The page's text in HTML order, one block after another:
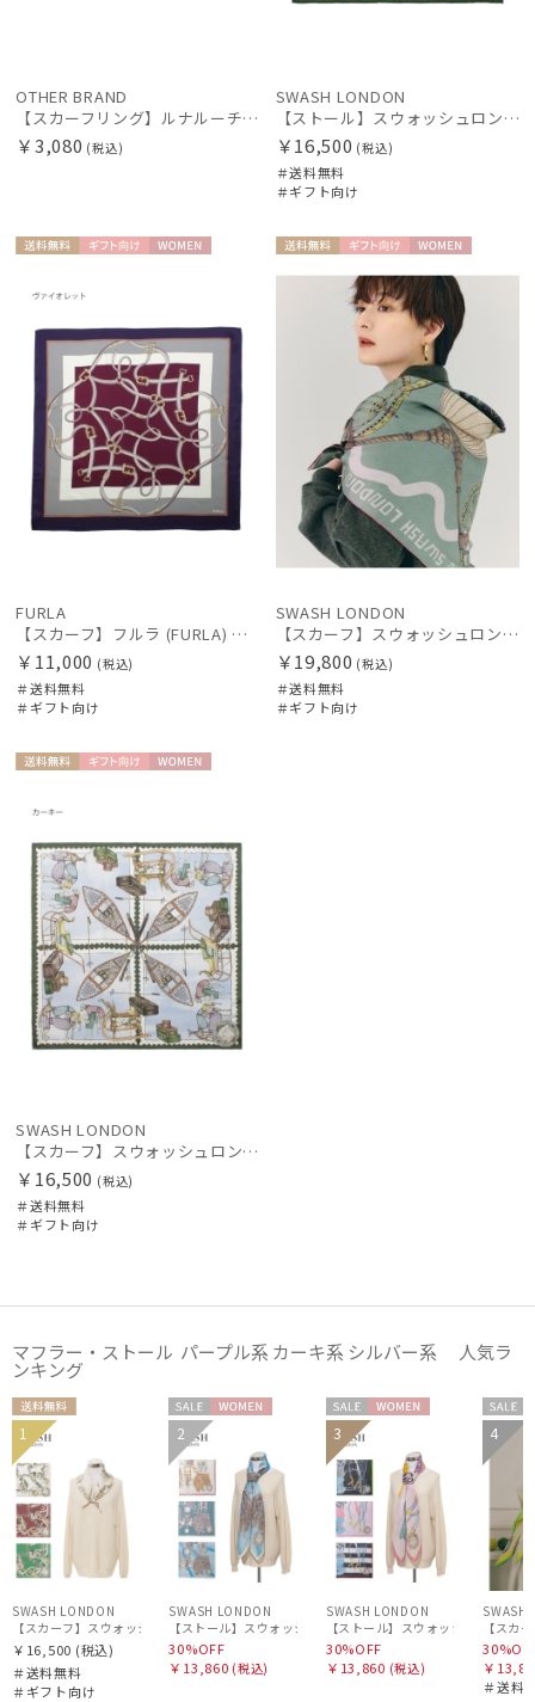
OTHER BRAND
【スカーフリング】ルナルーチェ (Luna Luce) バイカラークロス お手持ちのスカーフを通すだけ ギフト
￥3,080 (税込)
SWASH LONDON
【ストール】スウォッシュロンドン (SWASH LONDON) Excursion シルクストール 90cm×90cm プレゼント ギフト クリスマス
￥16,500 (税込)
＃送料無料
＃ギフト向け
料
向け
FURLA
【スカーフ】フルラ (FURLA) ベルトスクエア 88cm×88cm UV 手洗い可 プレゼント ギフト
￥11,000 (税込)
＃送料無料
＃ギフト向け
向け
N
SWASH LONDON
【スカーフ】スウォッシュロンドン (SWASH LONDON) Celestial 「天球」 シルクスカーフ 88cm×88cm プレゼント ギフト クリスマス
￥19,800 (税込)
＃送料無料
＃ギフト向け
料
SWASH LONDON
【スカーフ】スウォッシュロンドン (SWASH LONDON) Excursionシルクスカーフ 68cm×68cm プレゼント ギフト クリスマス
￥16,500 (税込)
＃送料無料
＃ギフト向け
マフラー・ストール パープル系 カーキ系 シルバー系 人気ラ
ンキング
送料無
料
ギフト
向け
WOME
N
1
SWASH LONDON
【スカーフ】スウォッシュロンドン (SWASH LONDON) Canopy シルクスカーフ
￥16,500 (税込)
＃送料無料
＃ギフト向け
セー
ル
WOME
2
SWASH LONDON
【ストール】スウォッシュロンドン (SWASH LONDON)
30%OFF
￥13,860 (税込)
セー
ル
WOME
3
SWASH LONDON
【ストール】スウォッシュロンド
30%OFF
￥13,860 (税込)
セー
ル
N
4
SWASH
￥
＃送料